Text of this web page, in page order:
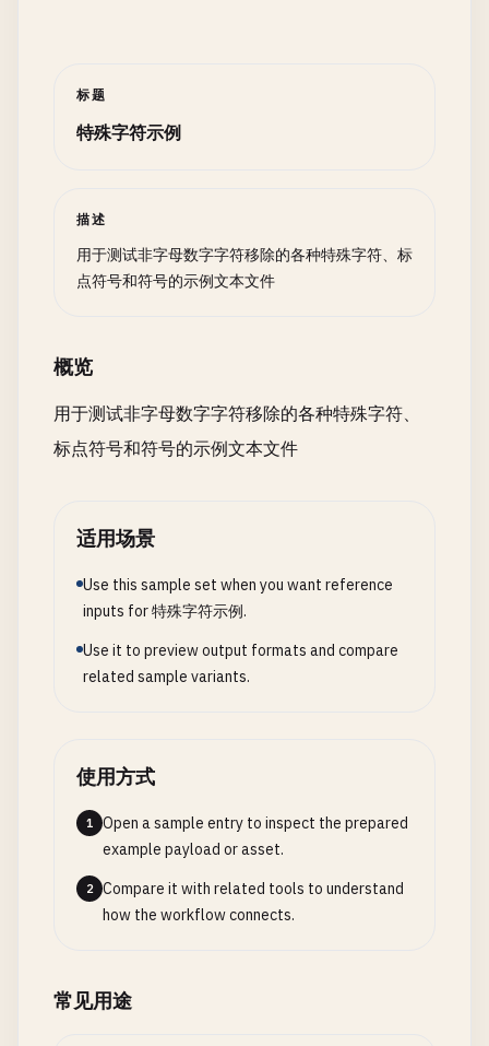
标题
特殊字符示例
描述
用于测试非字母数字字符移除的各种特殊字符、标
点符号和符号的示例文本文件
概览
用于测试非字母数字字符移除的各种特殊字符、
标点符号和符号的示例文本文件
适用场景
Use this sample set when you want reference
inputs for 特殊字符示例.
Use it to preview output formats and compare
related sample variants.
使用方式
1
Open a sample entry to inspect the prepared
example payload or asset.
2
Compare it with related tools to understand
how the workflow connects.
常见用途